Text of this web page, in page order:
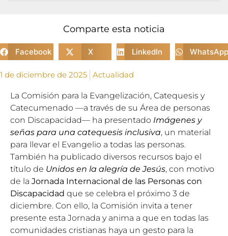
Comparte esta noticia
Facebook X LinkedIn WhatsApp
1 de diciembre de 2025 Actualidad
La Comisión para la Evangelización, Catequesis y
Catecumenado —a través de su Área de personas
con Discapacidad— ha presentado Imágenes y
señas para una catequesis inclusiva, un material
para llevar el Evangelio a todas las personas.
También ha publicado diversos recursos bajo el
título de Unidos en la alegría de Jesús, con motivo
de la Jornada Internacional de las Personas con
Discapacidad que se celebra el próximo 3 de
diciembre. Con ello, la Comisión invita a tener
presente esta Jornada y anima a que en todas las
comunidades cristianas haya un gesto para la